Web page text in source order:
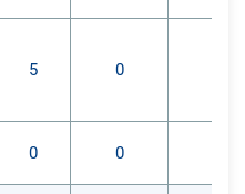
5 0
0 0